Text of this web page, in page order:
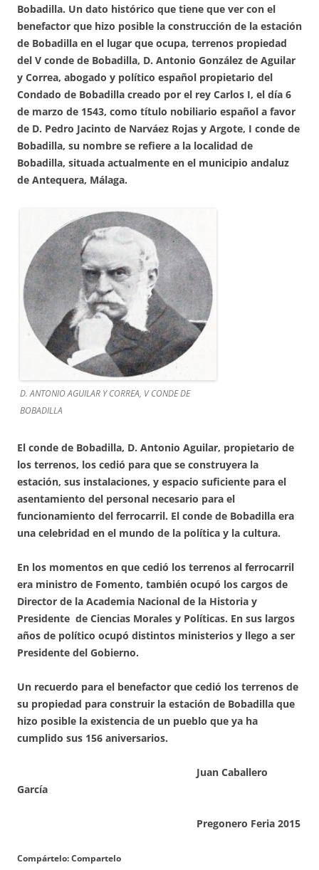
Bobadilla. Un dato histórico que tiene que ver con el
benefactor que hizo posible la construcción de la estación
de Bobadilla en el lugar que ocupa, terrenos propiedad
del V conde de Bobadilla, D. Antonio González de Aguilar
y Correa, abogado y político español propietario del
Condado de Bobadilla creado por el rey Carlos I, el día 6
de marzo de 1543, como título nobiliario español a favor
de D. Pedro Jacinto de Narváez Rojas y Argote, I conde de
Bobadilla, su nombre se refiere a la localidad de
Bobadilla, situada actualmente en el municipio andaluz
de Antequera, Málaga.
D. ANTONIO AGUILAR Y CORREA, V CONDE DE
BOBADILLA
El conde de Bobadilla, D. Antonio Aguilar, propietario de
los terrenos, los cedió para que se construyera la
estación, sus instalaciones, y espacio suficiente para el
asentamiento del personal necesario para el
funcionamiento del ferrocarril. El conde de Bobadilla era
una celebridad en el mundo de la política y la cultura.
En los momentos en que cedió los terrenos al ferrocarril
era ministro de Fomento, también ocupó los cargos de
Director de la Academia Nacional de la Historia y
Presidente de Ciencias Morales y Políticas. En sus largos
años de político ocupó distintos ministerios y llego a ser
Presidente del Gobierno.
Un recuerdo para el benefactor que cedió los terrenos de
su propiedad para construir la estación de Bobadilla que
hizo posible la existencia de un pueblo que ya ha
cumplido sus 156 aniversarios.
Juan Caballero
García
Pregonero Feria 2015
Compártelo: Compartelo